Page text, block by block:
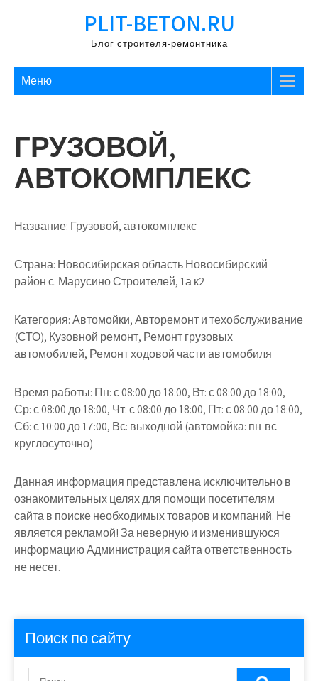
PLIT-BETON.RU
Блог строителя-ремонтника
Меню
ГРУЗОВОЙ,
АВТОКОМПЛЕКС
Название: Грузовой, автокомплекс
Страна: Новосибирская область Новосибирский
район с. Марусино Строителей, 1а к2
Категория:Автомойки, Авторемонт и техобслуживание
(СТО), Кузовной ремонт, Ремонт грузовых
автомобилей, Ремонт ходовой части автомобиля
Время работы: Пн: с 08:00 до 18:00, Вт: с 08:00 до 18:00,
Ср: с 08:00 до 18:00, Чт: с 08:00 до 18:00, Пт: с 08:00 до 18:00,
Сб: с 10:00 до 17:00, Вс: выходной (автомойка: пн-вс
круглосуточно)
Данная информация представлена исключительно в
ознакомительных целях для помощи посетителям
сайта в поиске необходимых товаров и компаний. Не
является рекламой! За неверную и изменившуюся
информацию Администрация сайта ответственность
не несет.
Поиск по сайту